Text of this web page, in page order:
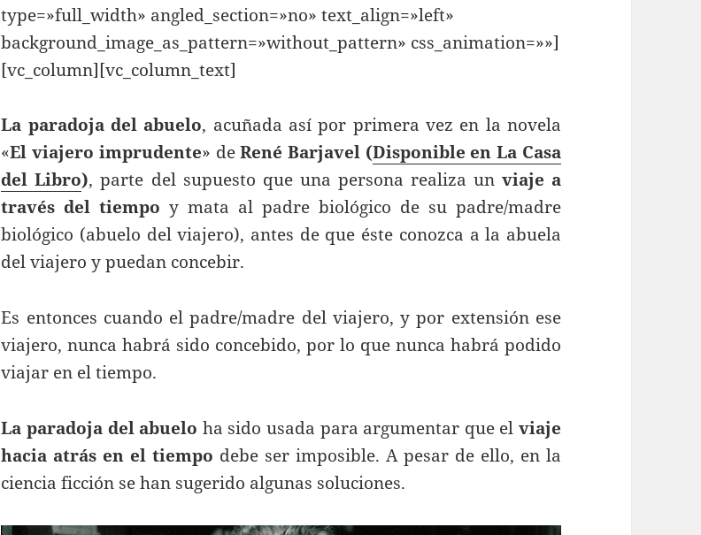
type=»full_width» angled_section=»no» text_align=»left»
background_image_as_pattern=»without_pattern» css_animation=»»]
[vc_column][vc_column_text]
La paradoja del abuelo, acuñada así por primera vez en la novela
«El viajero imprudente» deRené Barjavel (Disponible en La Casa
del Libro), parte del supuesto que una persona realiza un viaje a
través del tiempo y mata al padre biológico de su padre/madre
biológico (abuelo del viajero), antes de que éste conozca a la abuela
del viajero y puedan concebir.
Es entonces cuando el padre/madre del viajero, y por extensión ese
viajero, nunca habrá sido concebido, por lo que nunca habrá podido
viajar en el tiempo.
La paradoja del abuelo ha sido usada para argumentar que el viaje
hacia atrás en el tiempo debe ser imposible. A pesar de ello, en la
ciencia ficción se han sugerido algunas soluciones.